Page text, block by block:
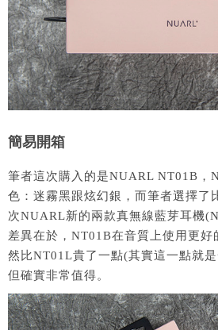
簡易開箱
筆者這次購入的是NUARL NT01B，
色：迷霧黑跟炫幻銀，而筆者選擇了
次NUARL新的兩款真無線藍芽耳機
差異在於，NT01B在音質上使用更
然比NT01L貴了一點(其實這一點就是
但確實非常值得。